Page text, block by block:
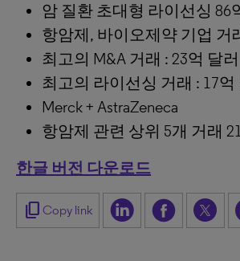
암 질환 초대형 라이선싱 86
항암제, 바이오제약 기업 거
최고의 M&A 거래 : 23억 달러
최고의 라이선싱 거래 : 17억
Merck + AstraZeneca
항암제 관련 상위 5개 거래
한글 버전 다운로드
content_copy Copy link